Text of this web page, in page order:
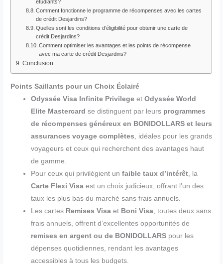
étudiants?
Comment fonctionne le programme de récompenses avec les cartes
de crédit Desjardins?
Quelles sont les conditions d’éligibilité pour obtenir une carte de
crédit Desjardins?
Comment optimiser les avantages et les points de récompense
avec ma carte de crédit Desjardins?
Conclusion
Points Saillants pour un Choix Éclairé
Odyssée Visa Infinite Privilege etOdyssée World
Elite Mastercard se distinguent par leurs programmes
de récompenses généreux en BONIDOLLARS et leurs
assurances voyage complètes, idéales pour les grands
voyageurs et ceux qui recherchent des avantages haut
de gamme.
Pour ceux qui privilégient unfaible taux d’intérêt, la
Carte Flexi Visa est un choix judicieux, offrant l’un des
taux les plus bas du marché sans frais annuels.
Les cartes Remises Visa et Boni Visa, toutes deux sans
frais annuels, offrent d’excellentes opportunités de
remises en argent ou de BONIDOLLARS pour les
dépenses quotidiennes, rendant les avantages
accessibles à tous les budgets.